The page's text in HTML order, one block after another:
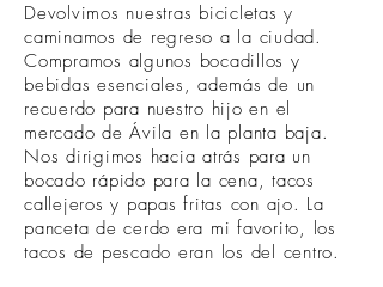
Devolvimos nuestras bicicletas y
caminamos de regreso a la ciudad.
Compramos algunos bocadillos y
bebidas esenciales, además de un
recuerdo para nuestro hijo en el
mercado de Ávila en la planta baja.
Nos dirigimos hacia atrás para un
bocado rápido para la cena, tacos
callejeros y papas fritas con ajo. La
panceta de cerdo era mi favorito, los
tacos de pescado eran los del centro.